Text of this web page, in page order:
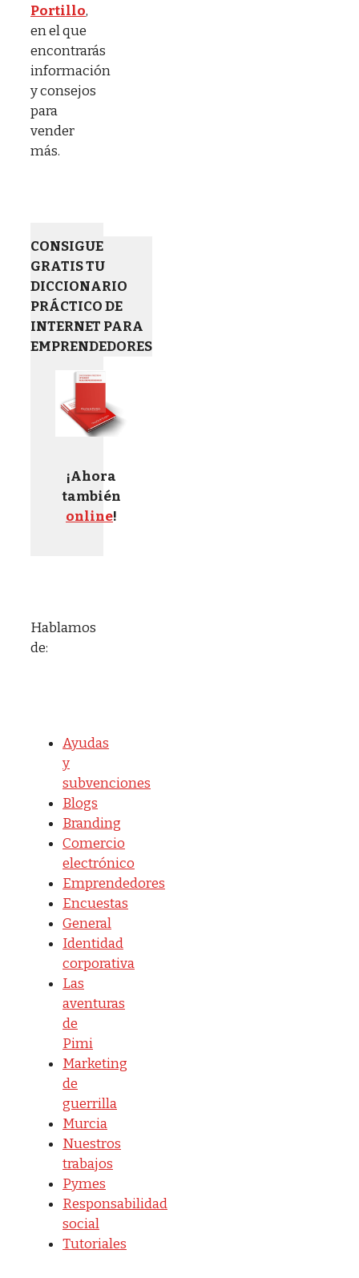
Portillo,
en el que
encontrarás
información
y consejos
para
vender
más.
CONSIGUE
GRATIS TU
DICCIONARIO
PRÁCTICO DE
INTERNET PARA
EMPRENDEDORES
¡Ahora
también
online!
Hablamos
de:
Ayudas
y
subvenciones
Blogs
Branding
Comercio
electrónico
Emprendedores
Encuestas
General
Identidad
corporativa
Las
aventuras
de
Pimi
Marketing
de
guerrilla
Murcia
Nuestros
trabajos
Pymes
Responsabilidad
social
Tutoriales